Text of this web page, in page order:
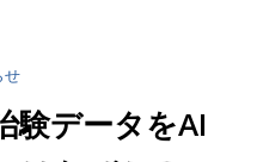
せ
験データをAI